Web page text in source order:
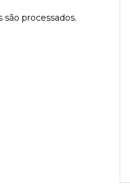
processados.